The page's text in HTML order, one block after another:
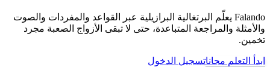
Falando يعلّم البرتغالية البرازيلية عبر القواعد والمفردات والصوت
والأمثلة والمراجعة المتباعدة، حتى لا تبقى الأزواج الصعبة مجرد
تخمين.
ابدأ التعلم مجاناتسجيل الدخول